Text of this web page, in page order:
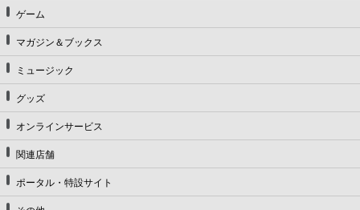
ゲーム
マガジン＆ブックス
ミュージック
グッズ
オンラインサービス
関連店舗
ポータル・特設サイト